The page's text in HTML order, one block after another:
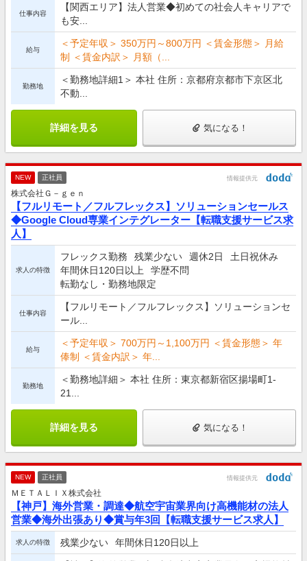
仕事内容
【関西エリア】法人営業◆初めての社会人キャリアで
も安...
給与
＜予定年収＞ 350万円～800万円 ＜賃金形態＞ 月給
制 ＜賃金内訳＞ 月額（...
勤務地
＜勤務地詳細1＞ 本社 住所：京都府京都市下京区北
不動...
詳細を見る 気になる！
NEW 正社員 情報提供元
株式会社Ｇ－ｇｅｎ
【フルリモート／フルフレックス】ソリューションセールス
◆Google Cloud専業インテグレーター【転職支援サービス求
人】
求人の特徴
フレックス勤務 残業少ない 週休2日
土日祝休み
年間休日120日以上
学歴不問
転勤なし・勤務地限定
仕事内容
【フルリモート／フルフレックス】ソリューションセ
ール...
給与
＜予定年収＞ 700万円～1,100万円 ＜賃金形態＞ 年
俸制 ＜賃金内訳＞ 年...
勤務地
＜勤務地詳細＞ 本社 住所：東京都新宿区揚場町1-
21...
詳細を見る 気になる！
NEW 正社員 情報提供元
ＭＥＴＡＬＩＸ株式会社
【神戸】海外営業・調達◆航空宇宙業界向け高機能材の法人
営業◆海外出張あり◆賞与年3回【転職支援サービス求人】
求人の特徴 残業少ない 年間休日120日以上